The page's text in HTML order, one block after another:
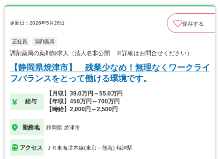
更新日：2026年5月26日 保存する
正社員 調剤薬局
調剤薬局の薬剤師求人（法人名非公開 ※詳細はお問合せください）
【静岡県焼津市】 残業少なめ！無理なくワークライ
フバランスをとって働ける環境です。
給与
【月収】39.0万円～55.0万円
【年収】450万円～700万円
【時給】2,000円～2,500円
勤務地 静岡県 焼津市
アクセス ＪＲ東海道本線(東京－熱海) 焼津駅